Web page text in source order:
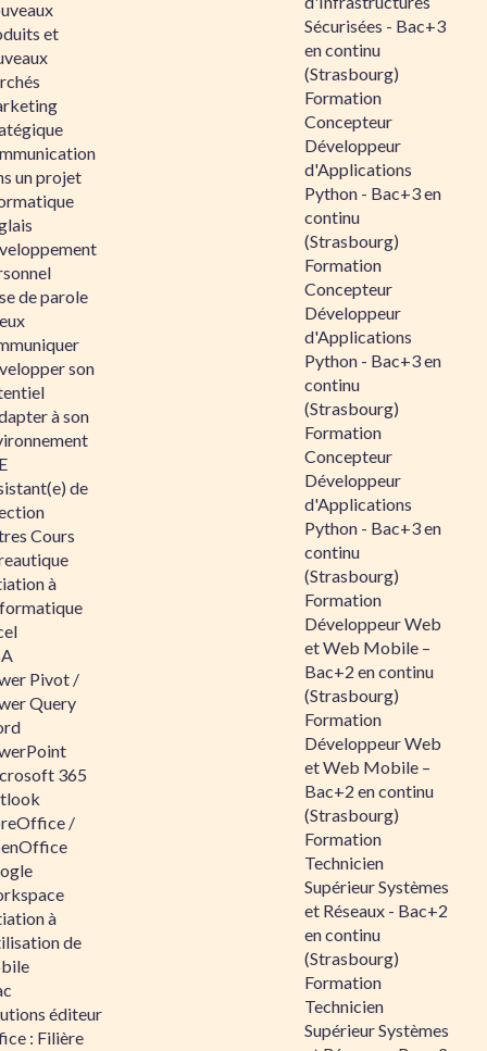
et
un projet
de parole
son
à son
de
Cours
à
Pivot /
Query
365
/
à
de
éditeur
: Filière
Sécurisées - Bac+3
en continu
(Strasbourg)
Formation
Concepteur
Développeur
d'Applications
Python - Bac+3 en
continu
(Strasbourg)
Formation
Concepteur
Développeur
d'Applications
Python - Bac+3 en
continu
(Strasbourg)
Formation
Concepteur
Développeur
d'Applications
Python - Bac+3 en
continu
(Strasbourg)
Formation
Développeur Web
et Web Mobile –
Bac+2 en continu
(Strasbourg)
Formation
Développeur Web
et Web Mobile –
Bac+2 en continu
(Strasbourg)
Formation
Technicien
Supérieur Systèmes
et Réseaux - Bac+2
en continu
(Strasbourg)
Formation
Technicien
Supérieur Systèmes